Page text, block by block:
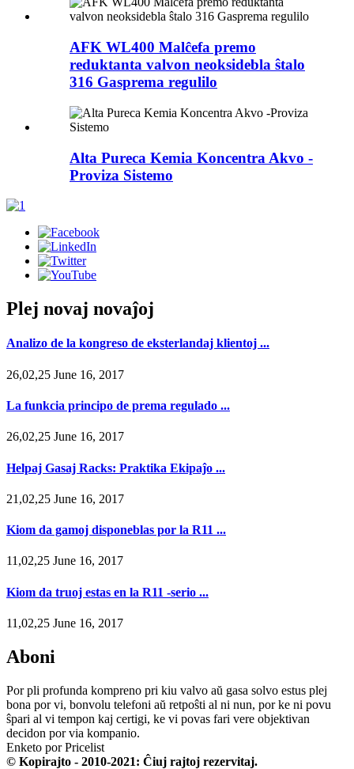
AFK WL400 Malĉefa premo
reduktanta valvon neoksidebla ŝtalo
316 Gasprema regulilo
Alta Pureca Kemia Koncentra Akvo -
Proviza Sistemo
Plej novaj novaĵoj
Analizo de la kongreso de eksterlandaj klientoj ...
26,02,25 June 16, 2017
La funkcia principo de prema regulado ...
26,02,25 June 16, 2017
Helpaj Gasaj Racks: Praktika Ekipaĵo ...
21,02,25 June 16, 2017
Kiom da gamoj disponeblas por la R11 ...
11,02,25 June 16, 2017
Kiom da truoj estas en la R11 -serio ...
11,02,25 June 16, 2017
Aboni
Por pli profunda kompreno pri kiu valvo aŭ gasa solvo estus plej
bona por vi, bonvolu telefoni aŭ retpoŝti al ni nun, por ke ni povu
ŝpari al vi tempon kaj certigi, ke vi povas fari vere objektivan
decidon por via kompanio.
Enketo por Pricelist
© Kopirajto - 2010-2021: Ĉiuj rajtoj rezervitaj.